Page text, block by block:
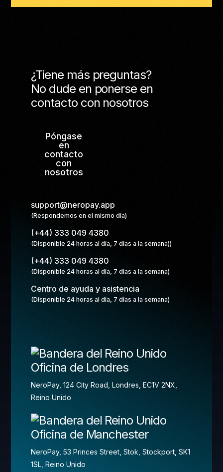
¿Tiene más preguntas?
No dude en ponerse en
contacto con nosotros
Póngase
en
contacto
con
nosotros
support@neropay.app
(Respondemos en el mismo día)
(+44) 333 049 4380
(Disponible 24 horas al día, 7 días a la semana))
(+44) 333 049 4380
(Disponible 24 horas al día, 7 días a la semana)
Centro de ayuda y asistencia
(Disponible 24 horas al día, 7 días a la semana)
Oficina de Londres
NeroPay, 124 City Road, Londres, EC1V 2NX,
Reino Unido
Oficina de Manchester
NeroPay, 53 Princes Street, Stok, Stockport, SK1
1SL, Reino Unido